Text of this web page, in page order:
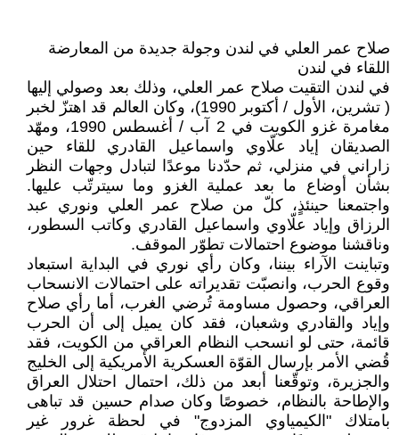
صلاح عمر العلي في لندن وجولة جديدة من المعارضة
اللقاء في لندن
في لندن التقيت صلاح عمر العلي، وذلك بعد وصولي إليها
( تشرين، الأول / أكتوبر 1990)، وكان العالم قد اهتزّ لخبر
مغامرة غزو الكويت في 2 آب / أغسطس 1990، ومهّد
الصديقان إياد علّاوي واسماعيل القادري للقاء حين
زاراني في منزلي، ثم حدّدنا موعدًا لتبادل وجهات النظر
بشأن أوضاع ما بعد عملية الغزو وما سيترتّب عليها.
واجتمعنا حينئذٍ، كلّ من صلاح عمر العلي ونوري عبد
الرزاق وإياد علّاوي واسماعيل القادري وكاتب السطور،
وناقشنا موضوع احتمالات تطوّر الموقف.
وتباينت الآراء بيننا، وكان رأي نوري في البداية استبعاد
وقوع الحرب، وانصبّت تقديراته على احتمالات الانسحاب
العراقي، وحصول مساومة تُرضي الغرب، أما رأي صلاح
وإياد والقادري وشعبان، فقد كان يميل إلى أن الحرب
قائمة، حتى لو انسحب النظام العراقي من الكويت، فقد
قُضي الأمر بإرسال القوّة العسكرية الأمريكية إلى الخليج
والجزيرة، وتوقّعنا أبعد من ذلك، احتمال احتلال العراق
والإطاحة بالنظام، خصوصًا وكان صدام حسين قد تباهى
بامتلاك "الكيمياوي المزدوج" في لحظة غرور غير